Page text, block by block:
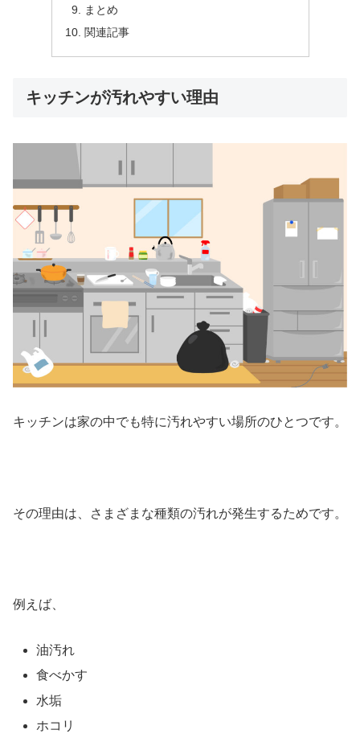
まとめ
関連記事
キッチンが汚れやすい理由
キッチンは家の中でも特に汚れやすい場所のひとつです。
その理由は、さまざまな種類の汚れが発生するためです。
例えば、
油汚れ
食べかす
水垢
ホコリ